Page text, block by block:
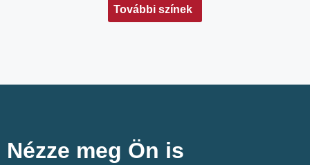
További színek
Nézze meg Ön is